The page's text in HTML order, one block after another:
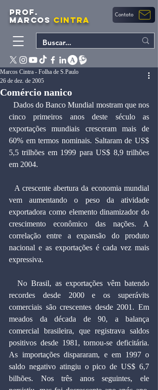
PROF.
MARCOS CINTRA Contato
Comércio nanico
Marcos Cintra - Folha de S.Paulo
26 de dez. de 2005
cinco primeiros anos deste século as
exportações mundiais cresceram mais de
60% em termos nominais. Saltaram de US$
5,5 trilhões em 1999 para US$ 8,9 trilhões
em 2004.
vem aumentando o peso da atividade
exportadora como elemento dinamizador do
crescimento econômico das nações. A
correlação entre a expansão do produto
nacional e as exportações é cada vez mais
expressiva.
recordes desde 2000 e os superávits
comerciais são crescentes desde 2001. Em
meados da década de 90, a balança
comercial brasileira, que registrava saldos
positivos desde 1981, tornou-se deficitária.
As importações dispararam, e em 1997 o
saldo negativo atingiu o pico de US$ 6,7
bilhões. Nos três anos seguintes, ele